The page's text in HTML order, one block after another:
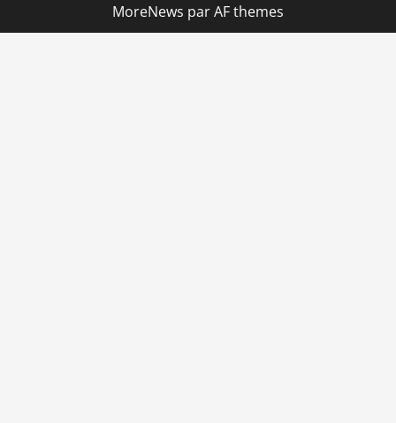
MoreNews par AF themes